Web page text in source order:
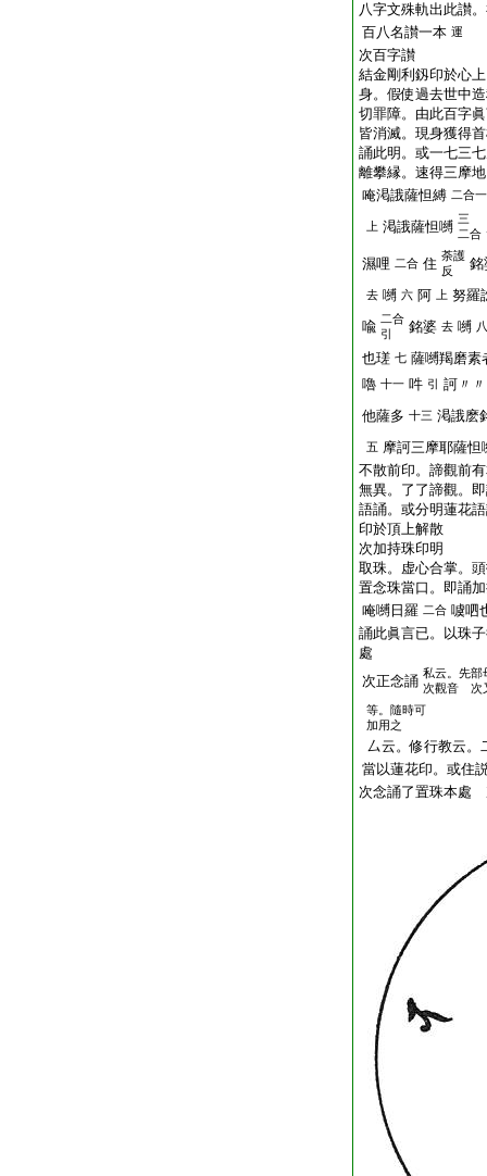
八字文殊軌出此讃
百八名讃一本 運
次百字讃
結金剛利釼印於心
身。假使過去世中
切罪障。由此百字
皆消滅。現身獲得
誦此明。或一七三
離攀縁。速得三摩
唵渇誐薩怛縛 二合一
上 渇誐薩怛嚩 三
二合
濕哩 二合 住 荼護
反
銘
去 嚩 六 阿 上 努羅
喩 二合
引
銘婆 去 嚩 八
也瑳 七 薩嚩羯磨素
嚕 十一 吽 引 訶〃
他薩多 十三 渇誐麽
五 摩訶三摩耶薩怛
不散前印。諦觀前
無異。了了諦觀。
語誦。或分明蓮花
印於頂上解散
次加持珠印明
取珠。虚心合掌。
置念珠當口。即誦
唵嚩日羅 二合 噳呬
誦此眞言已。以珠
處
次正念誦 私云。先
次觀音 次
等。隨時可
加用之
厶云。修行教云。
當以蓮花印。或住
次念誦了置珠本處